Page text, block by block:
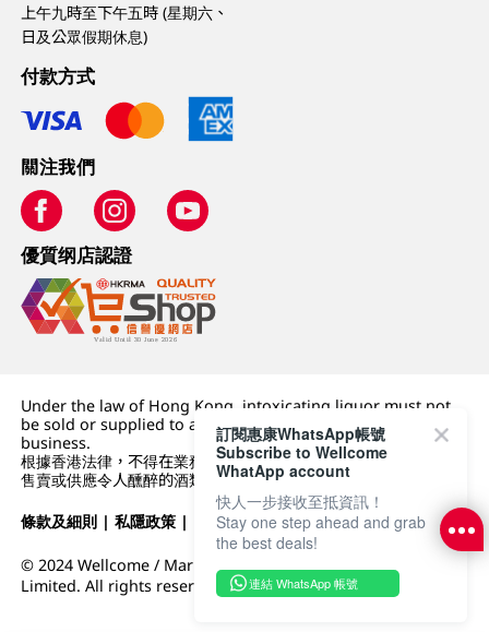
上午九時至下午五時 (星期六、
日及公眾假期休息)
付款方式
關注我們
優質纲店認證
Under the law of Hong Kong, intoxicating liquor must not
be sold or supplied to a minor (under 18) in the course of
business.
根據香港法律，不得在業務過程中，向未成年人 (18 歲以下人士)
售賣或供應令人醺醉的酒類。
條款及細則 |私隱政策 | DFI零售集團
© 2024 Wellcome / Market Place. The Dairy Farm Company
Limited. All rights reserved.
訂閱惠康WhatsApp帳號
Subscribe to Wellcome
WhatApp account
快人一步接收至抵資訊！
Stay one step ahead and grab
the best deals!
連結 WhatsApp 帳號